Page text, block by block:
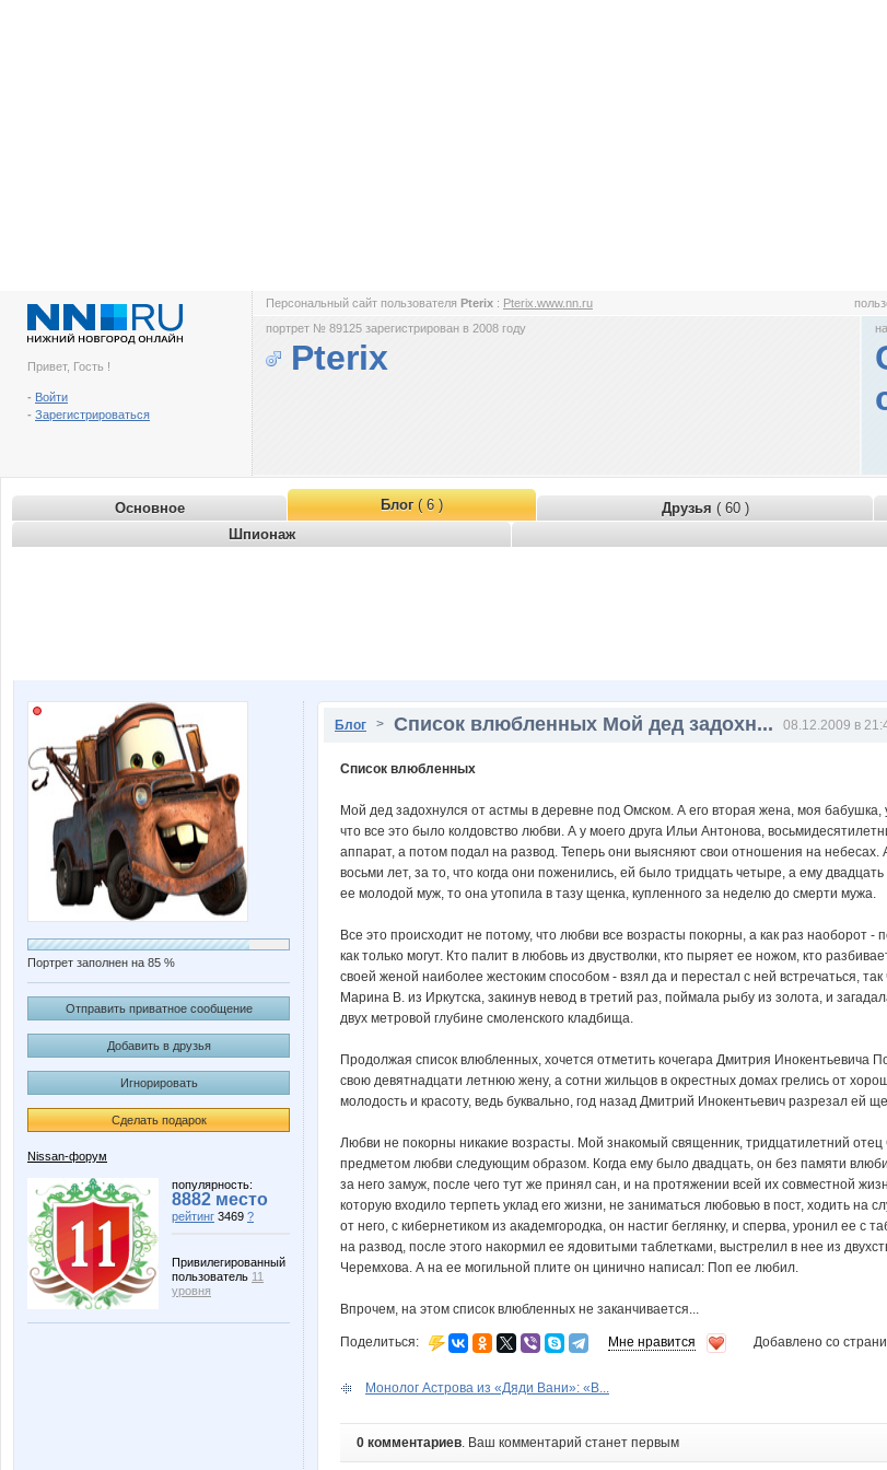
Привет, Гость !
- Войти
- Зарегистрироваться
Персональный сайт пользователя Pterix : Pterix.www.nn.ru
портрет № 89125 зарегистрирован в 2008 году
Pterix
Основное Блог( 6 ) Друзья ( 60 )
Шпионаж
Портрет заполнен на 85 %
Отправить приватное сообщение
Добавить в друзья
Игнорировать
Сделать подарок
Nissan-форум
популярность:
8882 место
рейтинг 3469 ?
Привилегированный
пользователь 11
уровня
Блог > Список влюбленных Мой дед задохн... 08.12.2009 в
Список влюбленных
Мой дед задохнулся от астмы в деревне под Омском. А его вторая жена, моя
что все это было колдовство любви. А у моего друга Ильи Антонова,
аппарат, а потом подал на развод. Теперь они выясняют свои отношения на небесах.
восьми лет, за то, что когда они поженились, ей было тридцать четыре, а ему
ее молодой муж, то она утопила в тазу щенка, купленного за неделю до смерти мужа.
Все это происходит не потому, что любви все возрасты покорны, а как раз
как только могут. Кто палит в любовь из двустволки, кто пыряет ее ножом, кто
своей женой наиболее жестоким способом - взял да и перестал с ней встречаться,
Марина В. из Иркутска, закинув невод в третий раз, поймала рыбу из золота, и
двух метровой глубине смоленского кладбища.
Продолжая список влюбленных, хочется отметить кочегара Дмитрия Инокентьевича
свою девятнадцати летнюю жену, а сотни жильцов в окрестных домах грелись от
молодость и красоту, ведь буквально, год назад Дмитрий Инокентьевич разрезал ей
Любви не покорны никакие возрасты. Мой знакомый священник, тридцатилетний
предметом любви следующим образом. Когда ему было двадцать, он без памяти
за него замуж, после чего тут же принял сан, и на протяжении всей их совместной
которую входило терпеть уклад его жизни, не заниматься любовью в пост, ходить
от него, с кибернетиком из академгородка, он настиг беглянку, и сперва, уронил ее
на развод, после этого накормил ее ядовитыми таблетками, выстрелил в нее из
Черемхова. А на ее могильной плите он цинично написал: Поп ее любил.
Впрочем, на этом список влюбленных не заканчивается...
Поделиться: Мне нравится Добавлено со
Монолог Астрова из «Дяди Вани»: «В...
0 комментариев. Ваш комментарий станет первым